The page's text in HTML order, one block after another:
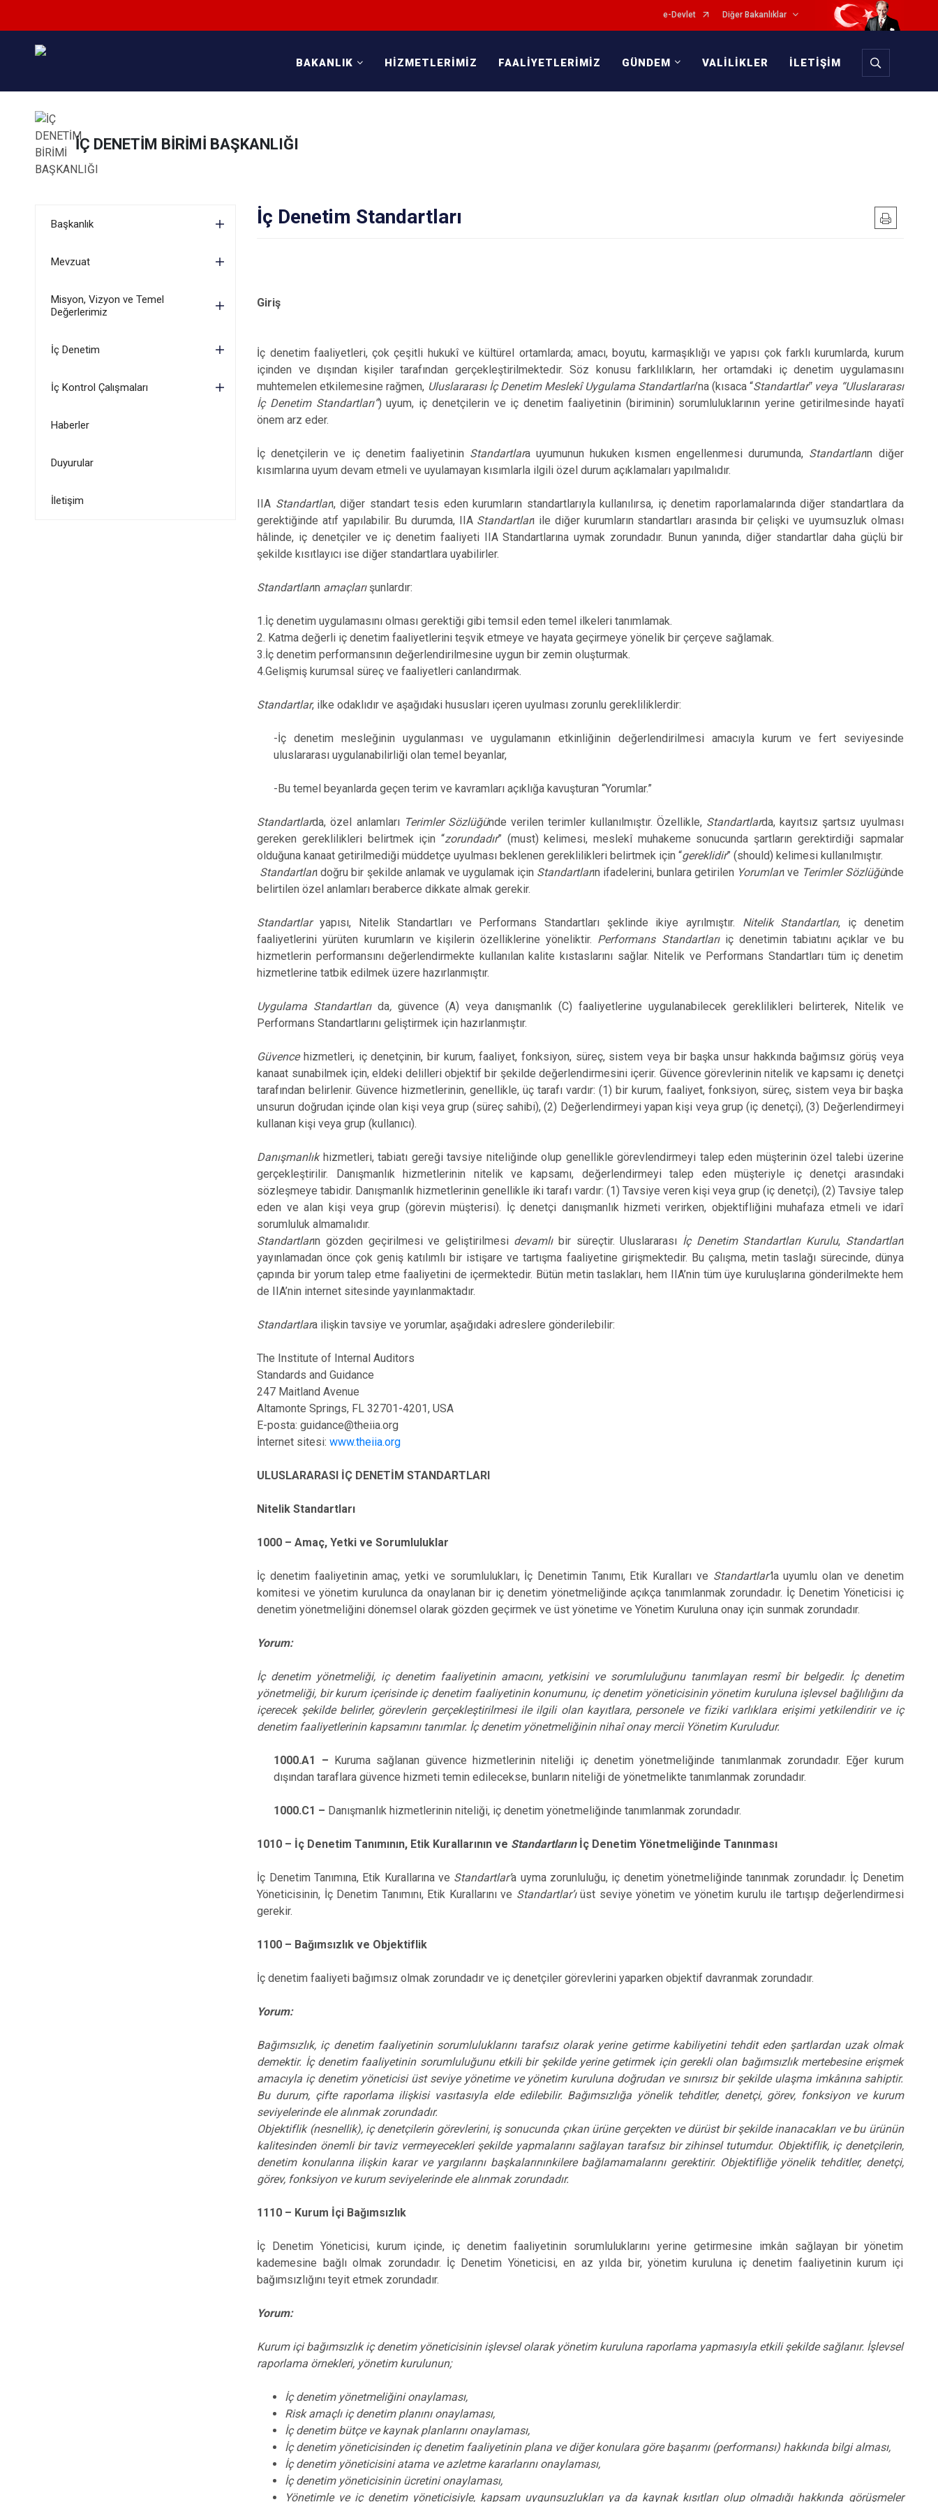
e-Devlet Diğer Bakanlıklar
BAKANLIK HİZMETLERİMİZ FAALİYETLERİMİZ GÜNDEM VALİLİKLER İLETİŞİM
İÇ DENETİM BİRİMİ BAŞKANLIĞI
Başkanlık
Mevzuat
Misyon, Vizyon ve Temel
Değerlerimiz
İç Denetim
İç Kontrol Çalışmaları
Haberler
Duyurular
İletişim
İç Denetim Standartları
Giriş
İç denetim faaliyetleri, çok çeşitli hukukî ve kültürel ortamlarda; amacı, boyutu, karmaşıklığı ve yapısı çok farklı kurumlarda, kurum
içinden ve dışından kişiler tarafından gerçekleştirilmektedir. Söz konusu farklılıkların, her ortamdaki iç denetim uygulamasını
muhtemelen etkilemesine rağmen, Uluslararası İç Denetim Meslekî Uygulama Standartları’na (kısaca “Standartlar‟ veya “Uluslararası
İç Denetim Standartları”) uyum, iç denetçilerin ve iç denetim faaliyetinin (biriminin) sorumluluklarının yerine getirilmesinde hayatî
önem arz eder.
İç denetçilerin ve iç denetim faaliyetinin Standartlara uyumunun hukuken kısmen engellenmesi durumunda, Standartların diğer
kısımlarına uyum devam etmeli ve uyulamayan kısımlarla ilgili özel durum açıklamaları yapılmalıdır.
IIA Standartları, diğer standart tesis eden kurumların standartlarıyla kullanılırsa, iç denetim raporlamalarında diğer standartlara da
gerektiğinde atıf yapılabilir. Bu durumda, IIA Standartları ile diğer kurumların standartları arasında bir çelişki ve uyumsuzluk olması
hâlinde, iç denetçiler ve iç denetim faaliyeti IIA Standartlarına uymak zorundadır. Bunun yanında, diğer standartlar daha güçlü bir
şekilde kısıtlayıcı ise diğer standartlara uyabilirler.
Standartların amaçları şunlardır:
1.İç denetim uygulamasını olması gerektiği gibi temsil eden temel ilkeleri tanımlamak.
2. Katma değerli iç denetim faaliyetlerini teşvik etmeye ve hayata geçirmeye yönelik bir çerçeve sağlamak.
3.İç denetim performansının değerlendirilmesine uygun bir zemin oluşturmak.
4.Gelişmiş kurumsal süreç ve faaliyetleri canlandırmak.
Standartlar, ilke odaklıdır ve aşağıdaki hususları içeren uyulması zorunlu gerekliliklerdir:
-İç denetim mesleğinin uygulanması ve uygulamanın etkinliğinin değerlendirilmesi amacıyla kurum ve fert seviyesinde
uluslararası uygulanabilirliği olan temel beyanlar,
-Bu temel beyanlarda geçen terim ve kavramları açıklığa kavuşturan “Yorumlar.”
Standartlarda, özel anlamları Terimler Sözlüğünde verilen terimler kullanılmıştır. Özellikle, Standartlarda, kayıtsız şartsız uyulması
gereken gereklilikleri belirtmek için “zorundadır” (must) kelimesi, meslekî muhakeme sonucunda şartların gerektirdiği sapmalar
olduğuna kanaat getirilmediği müddetçe uyulması beklenen gereklilikleri belirtmek için “gereklidir” (should) kelimesi kullanılmıştır.
Standartları doğru bir şekilde anlamak ve uygulamak için Standartların ifadelerini, bunlara getirilen Yorumları ve Terimler Sözlüğünde
belirtilen özel anlamları beraberce dikkate almak gerekir.
Standartlar yapısı, Nitelik Standartları ve Performans Standartları şeklinde ikiye ayrılmıştır. Nitelik Standartları, iç denetim
faaliyetlerini yürüten kurumların ve kişilerin özelliklerine yöneliktir. Performans Standartları iç denetimin tabiatını açıklar ve bu
hizmetlerin performansını değerlendirmekte kullanılan kalite kıstaslarını sağlar. Nitelik ve Performans Standartları tüm iç denetim
hizmetlerine tatbik edilmek üzere hazırlanmıştır.
Uygulama Standartlarıda,güvence (A) veya danışmanlık (C) faaliyetlerine uygulanabilecek gereklilikleri belirterek, Nitelik ve
Performans Standartlarını geliştirmek için hazırlanmıştır.
Güvence hizmetleri, iç denetçinin, bir kurum, faaliyet, fonksiyon, süreç, sistem veya bir başka unsur hakkında bağımsız görüş veya
kanaat sunabilmek için, eldeki delilleri objektif bir şekilde değerlendirmesini içerir. Güvence görevlerinin nitelik ve kapsamı iç denetçi
tarafından belirlenir. Güvence hizmetlerinin, genellikle, üç tarafı vardır: (1) bir kurum, faaliyet, fonksiyon, süreç, sistem veya bir başka
unsurun doğrudan içinde olan kişi veya grup (süreç sahibi), (2) Değerlendirmeyi yapan kişi veya grup (iç denetçi), (3) Değerlendirmeyi
kullanan kişi veya grup (kullanıcı).
Danışmanlık hizmetleri, tabiatı gereği tavsiye niteliğinde olup genellikle görevlendirmeyi talep eden müşterinin özel talebi üzerine
gerçekleştirilir. Danışmanlık hizmetlerinin nitelik ve kapsamı, değerlendirmeyi talep eden müşteriyle iç denetçi arasındaki
sözleşmeye tabidir. Danışmanlık hizmetlerinin genellikle iki tarafı vardır: (1) Tavsiye veren kişi veya grup (iç denetçi), (2) Tavsiye talep
eden ve alan kişi veya grup (görevin müşterisi). İç denetçi danışmanlık hizmeti verirken, objektifliğini muhafaza etmeli ve idarî
sorumluluk almamalıdır.
Standartların gözden geçirilmesi ve geliştirilmesi devamlıbir süreçtir. Uluslararası İç Denetim Standartları Kurulu, Standartları
yayınlamadan önce çok geniş katılımlı bir istişare ve tartışma faaliyetine girişmektedir. Bu çalışma, metin taslağı sürecinde, dünya
çapında bir yorum talep etme faaliyetini de içermektedir. Bütün metin taslakları, hem IIA’nin tüm üye kuruluşlarına gönderilmekte hem
de IIA’nin internet sitesinde yayınlanmaktadır.
Standartlara ilişkin tavsiye ve yorumlar, aşağıdaki adreslere gönderilebilir:
The Institute of Internal Auditors
Standards and Guidance
247 Maitland Avenue
Altamonte Springs, FL 32701-4201, USA
E-posta: guidance@theiia.org
İnternet sitesi:www.theiia.org
ULUSLARARASI İÇ DENETİM STANDARTLARI
Nitelik Standartları
1000 – Amaç, Yetki ve Sorumluluklar
İç denetim faaliyetinin amaç, yetki ve sorumlulukları, İç Denetimin Tanımı, Etik Kuralları ve Standartlar’la uyumlu olan ve denetim
komitesi ve yönetim kurulunca da onaylanan bir iç denetim yönetmeliğinde açıkça tanımlanmak zorundadır. İç Denetim Yöneticisi iç
denetim yönetmeliğini dönemsel olarak gözden geçirmek ve üst yönetime ve Yönetim Kuruluna onay için sunmak zorundadır.
Yorum:
İç denetim yönetmeliği, iç denetim faaliyetinin amacını, yetkisini ve sorumluluğunu tanımlayan resmî bir belgedir. İç denetim
yönetmeliği, bir kurum içerisinde iç denetim faaliyetinin konumunu, iç denetim yöneticisinin yönetim kuruluna işlevsel bağlılığını da
içerecek şekilde belirler, görevlerin gerçekleştirilmesi ile ilgili olan kayıtlara, personele ve fiziki varlıklara erişimi yetkilendirir ve iç
denetim faaliyetlerinin kapsamını tanımlar. İç denetim yönetmeliğinin nihaî onay mercii Yönetim Kuruludur.
1000.A1 – Kuruma sağlanan güvence hizmetlerinin niteliği iç denetim yönetmeliğinde tanımlanmak zorundadır. Eğer kurum
dışından taraflara güvence hizmeti temin edilecekse, bunların niteliği de yönetmelikte tanımlanmak zorundadır.
1000.C1 – Danışmanlık hizmetlerinin niteliği, iç denetim yönetmeliğinde tanımlanmak zorundadır.
1010 – İç Denetim Tanımının, Etik Kurallarının ve Standartların İç Denetim Yönetmeliğinde Tanınması
İç Denetim Tanımına, Etik Kurallarına ve Standartlar’a uyma zorunluluğu, iç denetim yönetmeliğinde tanınmak zorundadır. İç Denetim
Yöneticisinin, İç Denetim Tanımını, Etik Kurallarını ve Standartlar’ıüst seviye yönetim ve yönetim kurulu ile tartışıp değerlendirmesi
gerekir.
1100 – Bağımsızlık ve Objektiflik
İç denetim faaliyeti bağımsız olmak zorundadır ve iç denetçiler görevlerini yaparken objektif davranmak zorundadır.
Yorum:
Bağımsızlık, iç denetim faaliyetinin sorumluluklarını tarafsız olarak yerine getirme kabiliyetini tehdit eden şartlardan uzak olmak
demektir. İç denetim faaliyetinin sorumluluğunu etkili bir şekilde yerine getirmek için gerekli olan bağımsızlık mertebesine erişmek
amacıyla iç denetim yöneticisi üst seviye yönetime ve yönetim kuruluna doğrudan ve sınırsız bir şekilde ulaşma imkânına sahiptir.
Bu durum, çifte raporlama ilişkisi vasıtasıyla elde edilebilir. Bağımsızlığa yönelik tehditler, denetçi, görev, fonksiyon ve kurum
seviyelerinde ele alınmak zorundadır.
Objektiflik (nesnellik), iç denetçilerin görevlerini, iş sonucunda çıkan ürüne gerçekten ve dürüst bir şekilde inanacakları ve bu ürünün
kalitesinden önemli bir taviz vermeyecekleri şekilde yapmalarını sağlayan tarafsız bir zihinsel tutumdur. Objektiflik, iç denetçilerin,
denetim konularına ilişkin karar ve yargılarını başkalarınınkilere bağlamamalarını gerektirir. Objektifliğe yönelik tehditler, denetçi,
görev, fonksiyon ve kurum seviyelerinde ele alınmak zorundadır.
1110 – Kurum İçi Bağımsızlık
İç Denetim Yöneticisi, kurum içinde, iç denetim faaliyetinin sorumluluklarını yerine getirmesine imkân sağlayan bir yönetim
kademesine bağlı olmak zorundadır. İç Denetim Yöneticisi, en az yılda bir, yönetim kuruluna iç denetim faaliyetinin kurum içi
bağımsızlığını teyit etmek zorundadır.
Yorum:
Kurum içi bağımsızlık iç denetim yöneticisinin işlevsel olarak yönetim kuruluna raporlama yapmasıyla etkili şekilde sağlanır. İşlevsel
raporlama örnekleri, yönetim kurulunun;
İç denetim yönetmeliğini onaylaması,
Risk amaçlı iç denetim planını onaylaması,
İç denetim bütçe ve kaynak planlarını onaylaması,
İç denetim yöneticisinden iç denetim faaliyetinin plana ve diğer konulara göre başarımı (performansı) hakkında bilgi alması,
İç denetim yöneticisini atama ve azletme kararlarını onaylaması,
İç denetim yöneticisinin ücretini onaylaması,
Yönetimle ve iç denetim yöneticisiyle, kapsam uygunsuzlukları ya da kaynak kısıtları olup olmadığı hakkında görüşmeler